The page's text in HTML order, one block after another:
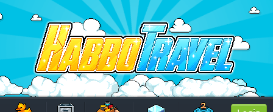
Skip
to
content
Un viaggio di pixel!